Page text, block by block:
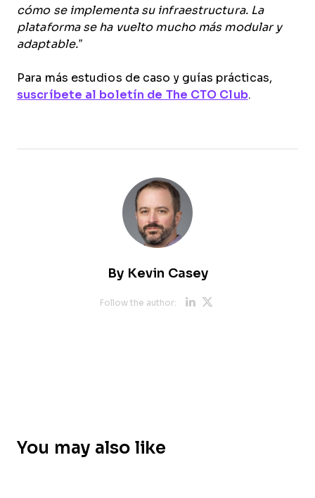
cómo se implementa su infraestructura. La
plataforma se ha vuelto mucho más modular y
adaptable.”
Para más estudios de caso y guías prácticas,
suscríbete al boletín de The CTO Club.
By Kevin Casey
Follow the author: Opens new
You may also like